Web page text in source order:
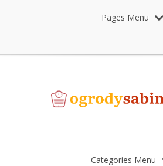
Pages Menu
Categories Menu